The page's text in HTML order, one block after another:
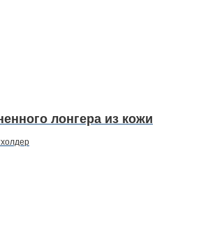
лонгера из кожи